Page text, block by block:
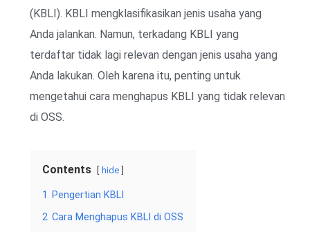
(KBLI). KBLI mengklasifikasikan jenis usaha yang
Anda jalankan. Namun, terkadang KBLI yang
terdaftar tidak lagi relevan dengan jenis usaha yang
Anda lakukan. Oleh karena itu, penting untuk
mengetahui cara menghapus KBLI yang tidak relevan
di OSS.
Contents hide
1
Pengertian KBLI
2 Cara Menghapus KBLI di OSS